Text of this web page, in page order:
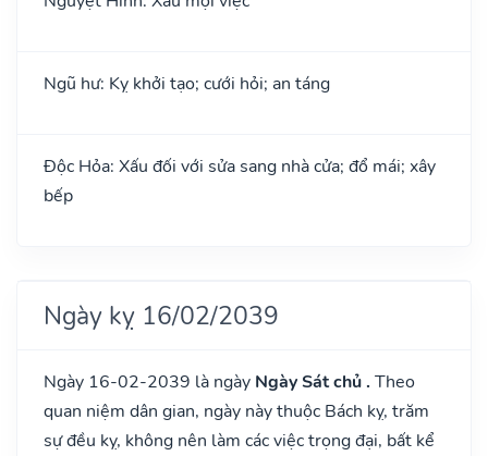
Ngũ hư: Kỵ khởi tạo; cưới hỏi; an táng
Độc Hỏa: Xấu đối với sửa sang nhà cửa; đổ mái; xây
bếp
Ngày kỵ 16/02/2039
Ngày 16-02-2039 là ngày Ngày Sát chủ . Theo
quan niệm dân gian, ngày này thuộc Bách kỵ, trăm
sự đều kỵ, không nên làm các việc trọng đại, bất kể